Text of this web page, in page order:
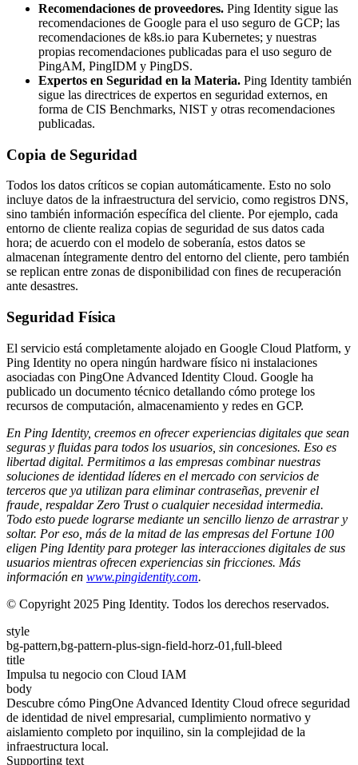
Recomendaciones de proveedores. Ping Identity sigue las
recomendaciones de Google para el uso seguro de GCP; las
recomendaciones de k8s.io para Kubernetes; y nuestras
propias recomendaciones publicadas para el uso seguro de
PingAM, PingIDM y PingDS.
Expertos en Seguridad en la Materia. Ping Identity también
sigue las directrices de expertos en seguridad externos, en
forma de CIS Benchmarks, NIST y otras recomendaciones
publicadas.
Copia de Seguridad
Todos los datos críticos se copian automáticamente. Esto no solo
incluye datos de la infraestructura del servicio, como registros DNS,
sino también información específica del cliente. Por ejemplo, cada
entorno de cliente realiza copias de seguridad de sus datos cada
hora; de acuerdo con el modelo de soberanía, estos datos se
almacenan íntegramente dentro del entorno del cliente, pero también
se replican entre zonas de disponibilidad con fines de recuperación
ante desastres.
Seguridad Física
El servicio está completamente alojado en Google Cloud Platform, y
Ping Identity no opera ningún hardware físico ni instalaciones
asociadas con PingOne Advanced Identity Cloud. Google ha
publicado un documento técnico detallando cómo protege los
recursos de computación, almacenamiento y redes en GCP.
En Ping Identity, creemos en ofrecer experiencias digitales que sean
seguras y fluidas para todos los usuarios, sin concesiones. Eso es
libertad digital. Permitimos a las empresas combinar nuestras
soluciones de identidad líderes en el mercado con servicios de
terceros que ya utilizan para eliminar contraseñas, prevenir el
fraude, respaldar Zero Trust o cualquier necesidad intermedia.
Todo esto puede lograrse mediante un sencillo lienzo de arrastrar y
soltar. Por eso, más de la mitad de las empresas del Fortune 100
eligen Ping Identity para proteger las interacciones digitales de sus
usuarios mientras ofrecen experiencias sin fricciones. Más
información en www.pingidentity.com.
© Copyright 2025 Ping Identity. Todos los derechos reservados.
style
bg-pattern,bg-pattern-plus-sign-field-horz-01,full-bleed
title
Impulsa tu negocio con Cloud IAM
body
Descubre cómo PingOne Advanced Identity Cloud ofrece seguridad
de identidad de nivel empresarial, cumplimiento normativo y
aislamiento completo por inquilino, sin la complejidad de la
infraestructura local.
Supporting text